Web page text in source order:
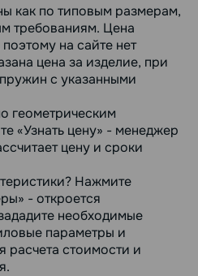
как по типовым размерам,
требованиям. Цена
на сайте нет
цена за изделие, при
с указанными
геометрическим
«Узнать цену» - менеджер
цену и сроки
Нажмите
- откроется
необходимые
параметры и
расчета стоимости и